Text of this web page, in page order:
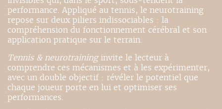
performance. Appliqué au tennis, le neurotraining
repose sur deux piliers indissociables : la
compréhension du fonctionnement cérébral et son
application pratique sur le terrain.
Tennis & neurotraininginvite le lecteur à
comprendre ces mécanismes et à les expérimenter,
avec un double objectif : révéler le potentiel que
chaque joueur porte en lui et optimiser ses
performances.